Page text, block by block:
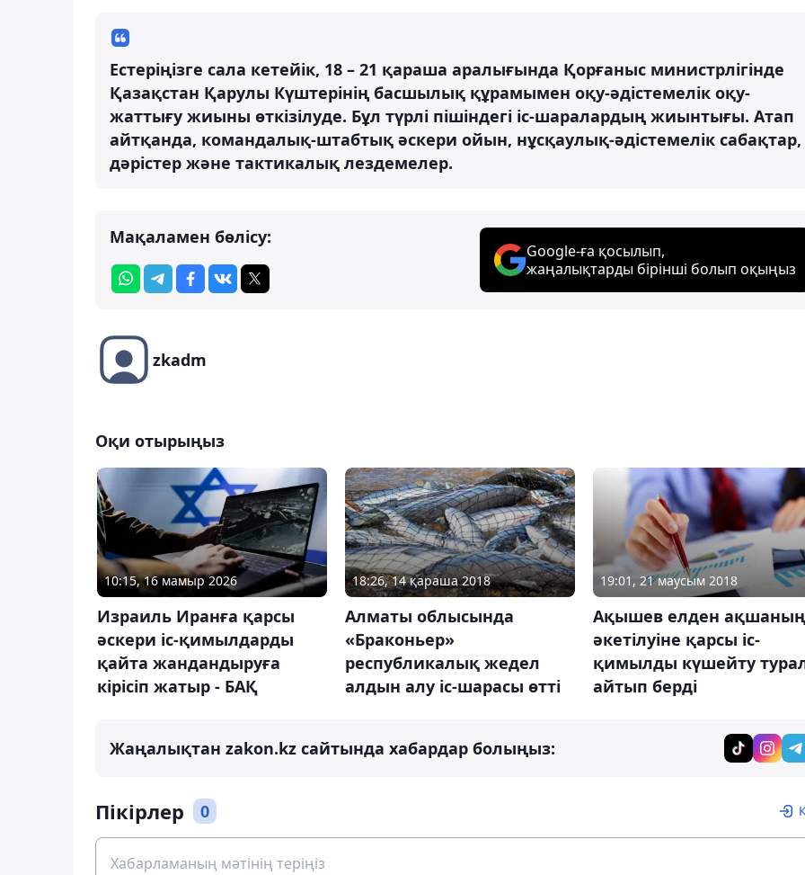
Естеріңізге сала кетейік, 18 – 21 қараша аралығында Қорғаныс министрлігінде
Қазақстан Қарулы Күштерінің басшылық құрамымен оқу-әдістемелік оқу-
жаттығу жиыны өткізілуде. Бұл түрлі пішіндегі іс-шаралардың жиынтығы. Атап
айтқанда, командалық-штабтық әскери ойын, нұсқаулық-әдістемелік сабақтар,
дәрістер және тактикалық лездемелер.
Мақаламен бөлісу:
Google-ға қосылып,
жаңалықтарды бірінші болып оқыңыз
zkadm
Оқи отырыңыз
10:15, 16 мамыр 2026
Израиль Иранға қарсы
әскери іс-қимылдарды
қайта жандандыруға
кірісіп жатыр - БАҚ
18:26, 14 қараша 2018
Алматы облысында
«Браконьер»
республикалық жедел
алдын алу іс-шарасы өтті
19:01, 21 маусым 2018
Ақышев елден ақшаның
әкетілуіне қарсы іс-
қимылды күшейту
айтып берді
Жаңалықтан zakon.kz сайтында хабардар болыңыз:
Пікірлер 0